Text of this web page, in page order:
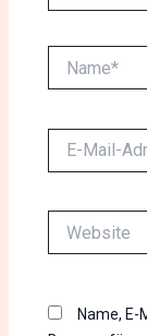
Mail-
Name,